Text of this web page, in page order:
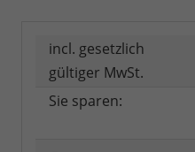
incl. gesetzlich
gültiger MwSt.
Sie sparen: